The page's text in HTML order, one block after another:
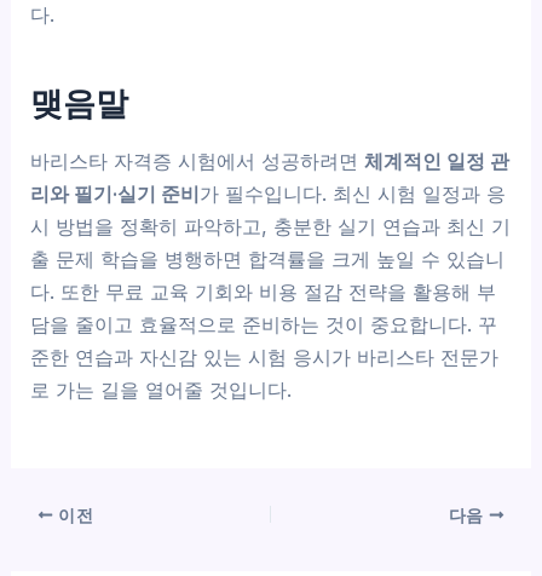
다.
맺음말
바리스타 자격증 시험에서 성공하려면체계적인 일정 관
리와 필기·실기 준비가 필수입니다. 최신 시험 일정과 응
시 방법을 정확히 파악하고, 충분한 실기 연습과 최신 기
출 문제 학습을 병행하면 합격률을 크게 높일 수 있습니
다. 또한 무료 교육 기회와 비용 절감 전략을 활용해 부
담을 줄이고 효율적으로 준비하는 것이 중요합니다. 꾸
준한 연습과 자신감 있는 시험 응시가 바리스타 전문가
로 가는 길을 열어줄 것입니다.
이전 다음